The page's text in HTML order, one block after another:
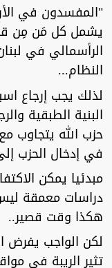
"المفسدون في
يشمل كل مَن مِن
الرأسمالي في
النظام...
لذلك يجب إرجاع
البنية الطبقية
حزب الله يتجاوب
في إدخال الحزب
مبدئيا يمكن
دراسات معمقة
هكذا وقت قصير..
لكن الواجب يفرض
تثير الريبة في